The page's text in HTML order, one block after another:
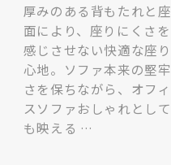
厚みのある背もたれと座
面により、座りにくさを
感じさせない快適な座り
心地。ソファ本来の堅牢
さを保ちながら、オフィ
スソファおしゃれとして
も映える …